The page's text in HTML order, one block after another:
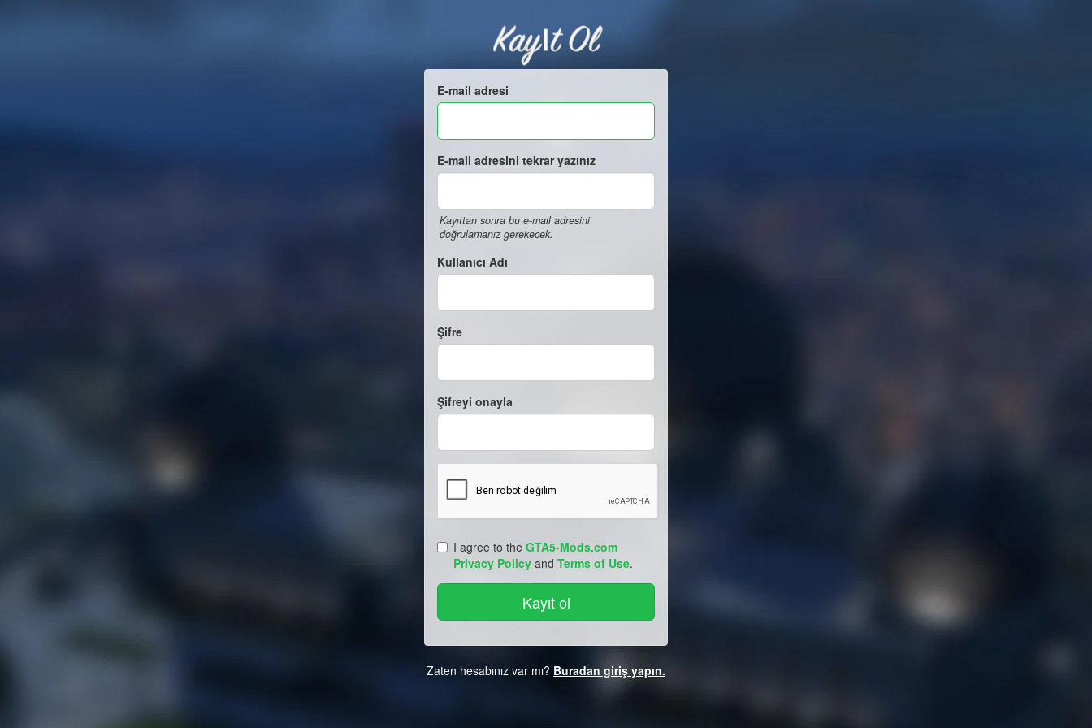
Kayıt Ol
E-mail adresi
E-mail adresini tekrar yazınız
Kayıttan sonra bu e-mail adresini
doğrulamanız gerekecek.
Kullanıcı Adı
Şifre
Şifreyi onayla
I agree to the GTA5-Mods.com
Privacy Policy and Terms of Use.
Zaten hesabınız var mı? Buradan giriş yapın.